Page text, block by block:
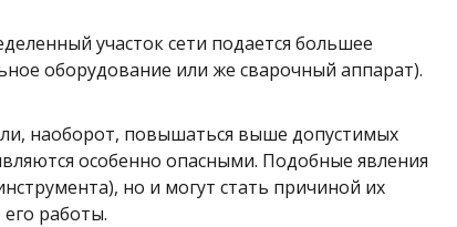
участок сети подается большее
оборудование или же сварочный аппарат).
наоборот, повышаться выше допустимых
особенно опасными. Подобные явления
но и могут стать причиной их
работы.